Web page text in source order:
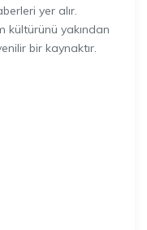
yer alır.
kültürünü yakından
bir kaynaktır.